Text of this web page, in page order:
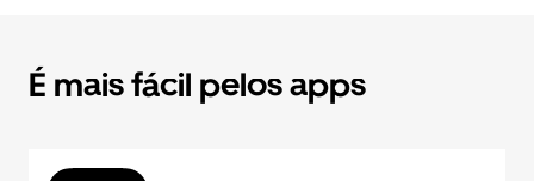
É mais fácil pelos apps